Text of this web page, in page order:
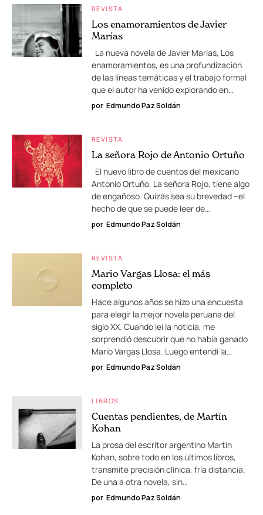
REVISTA
Los enamoramientos de Javier
Marías
La nueva novela de Javier Marías, Los
enamoramientos, es una profundización
de las líneas temáticas y el trabajo formal
que el autor ha venido explorando en…
por Edmundo Paz Soldán
REVISTA
La señora Rojo de Antonio Ortuño
El nuevo libro de cuentos del mexicano
Antonio Ortuño, La señora Rojo, tiene algo
de engañoso. Quizás sea su brevedad –el
hecho de que se puede leer de…
por Edmundo Paz Soldán
REVISTA
Mario Vargas Llosa: el más
completo
Hace algunos años se hizo una encuesta
para elegir la mejor novela peruana del
siglo XX. Cuando leí la noticia, me
sorprendió descubrir que no había ganado
Mario Vargas Llosa. Luego entendí la…
por Edmundo Paz Soldán
LIBROS
Cuentas pendientes, de Martín
Kohan
La prosa del escritor argentino Martín
Kohan, sobre todo en los últimos libros,
transmite precisión clínica, fría distancia.
De una a otra novela, sin…
por Edmundo Paz Soldán